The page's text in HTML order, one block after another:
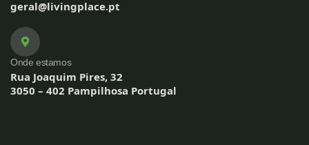
geral@livingplace.pt
Onde estamos
Rua Joaquim Pires, 32
3050 – 402 Pampilhosa Portugal